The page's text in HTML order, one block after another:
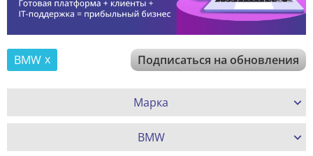
BMW Подписаться на обновления
Марка
BMW